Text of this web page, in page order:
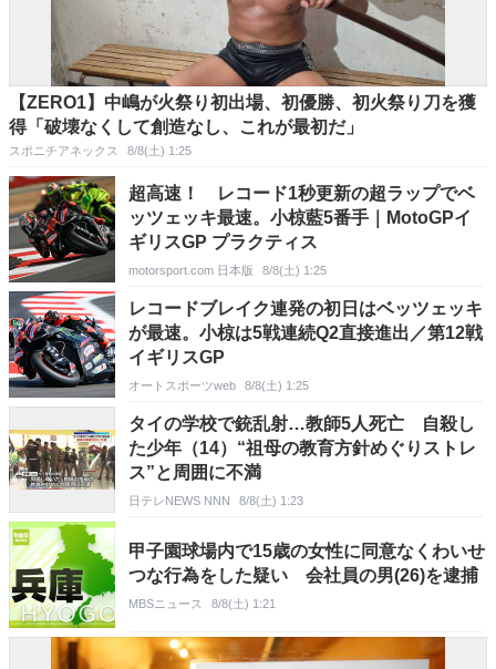
【ZERO1】中嶋が火祭り初出場、初優勝、初火祭り刀を獲
得「破壊なくして創造なし、これが最初だ」
スポニチアネックス 8/8(土) 1:25
超高速！ レコード1秒更新の超ラップでベ
ッツェッキ最速。小椋藍5番手｜MotoGPイ
ギリスGP プラクティス
motorsport.com 日本版 8/8(土) 1:25
レコードブレイク連発の初日はベッツェッキ
が最速。小椋は5戦連続Q2直接進出／第12戦
イギリスGP
オートスポーツweb 8/8(土) 1:25
タイの学校で銃乱射…教師5人死亡 自殺し
た少年（14）“祖母の教育方針めぐりストレ
ス”と周囲に不満
日テレNEWS NNN 8/8(土) 1:23
甲子園球場内で15歳の女性に同意なくわいせ
つな行為をした疑い 会社員の男(26)を逮捕
MBSニュース 8/8(土) 1:21